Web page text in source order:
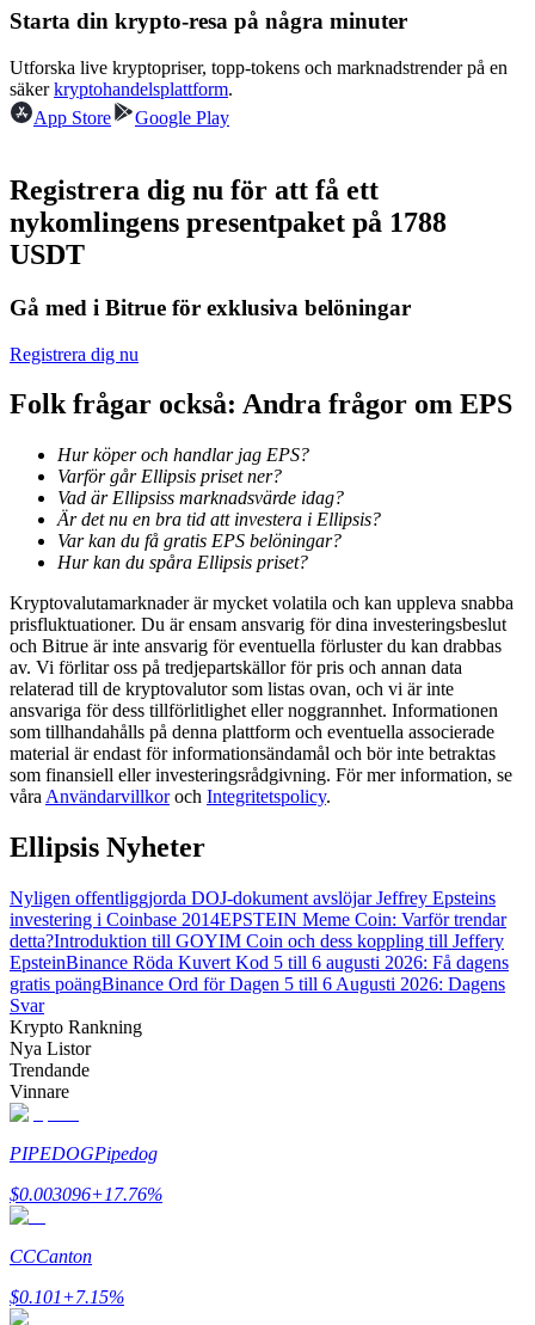
Gå med de bästa handlarna
Njut av vinstdelning och kopieringshandelsprovisioner
Information
Big data-analys inklusive handelsinformation, etc.
Guide
Handelsstrategier
Lär dig hur du håller dig lönsam
Starta din krypto-resa på några minuter
Utforska live kryptopriser, topp-tokens och marknadstrender på en
säkerkryptohandelsplattform.
App Store
Google Play
Registrera dig nu för att få ett
nykomlingens presentpaket på 1788
USDT
Gå med i Bitrue för exklusiva belöningar
Registrera dig nu
Folk frågar också: Andra frågor om EPS
Hur köper och handlar jag EPS?
Varför går Ellipsis priset ner?
Vad är Ellipsiss marknadsvärde idag?
Är det nu en bra tid att investera i Ellipsis?
Var kan du få gratis EPS belöningar?
Hur kan du spåra Ellipsis priset?
Kryptovalutamarknader är mycket volatila och kan uppleva snabba
prisfluktuationer. Du är ensam ansvarig för dina investeringsbeslut
och Bitrue är inte ansvarig för eventuella förluster du kan drabbas
av. Vi förlitar oss på tredjepartskällor för pris och annan data
relaterad till de kryptovalutor som listas ovan, och vi är inte
ansvariga för dess tillförlitlighet eller noggrannhet. Informationen
som tillhandahålls på denna plattform och eventuella associerade
material är endast för informationsändamål och bör inte betraktas
som finansiell eller investeringsrådgivning. För mer information, se
våra Användarvillkoroch Integritetspolicy.
Ellipsis Nyheter
Nyligen offentliggjorda DOJ-dokument avslöjar Jeffrey Epsteins
investering i Coinbase 2014EPSTEIN Meme Coin: Varför trendar
detta?Introduktion till GOYIM Coin och dess koppling till Jeffery
EpsteinBinance Röda Kuvert Kod 5 till 6 augusti 2026: Få dagens
gratis poängBinance Ord för Dagen 5 till 6 Augusti 2026: Dagens
Svar
Krypto Rankning
Nya Listor
Trendande
Vinnare
PIPEDOGPipedog
$0.003096+17.76%
CCCanton
$0.101+7.15%